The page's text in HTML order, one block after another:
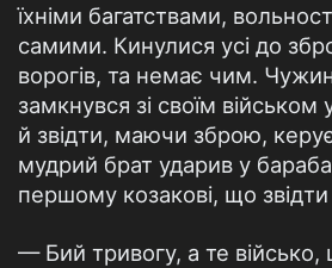
їхніми багатствами,
самими. Кинулися усі до
ворогів, та немає чим.
замкнувся зі своїм військом
й звідти, маючи зброю,
мудрий брат ударив у
першому козакові, що
— Бий тривогу, а те військо,